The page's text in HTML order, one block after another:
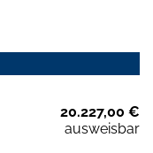
20.227,00 €
ausweisbar